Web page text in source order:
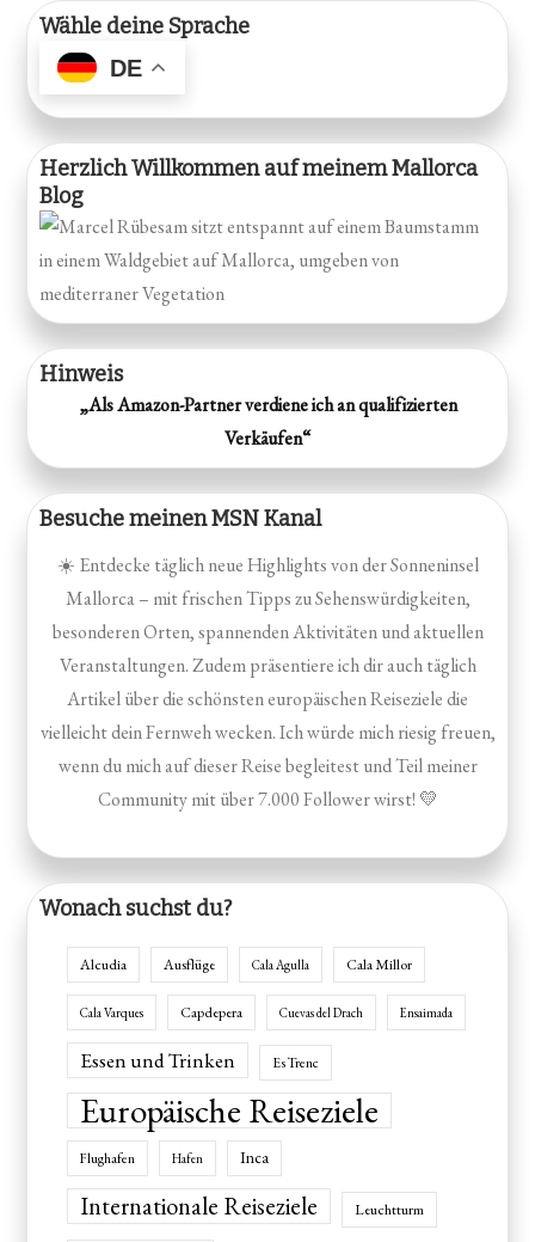
Beiträge
Wähle deine Sprache
DE
Herzlich Willkommen auf meinem Mallorca
Blog
Hinweis
„Als Amazon-Partner verdiene ich an qualifizierten
Verkäufen“
Besuche meinen MSN Kanal
☀️ Entdecke täglich neue Highlights von der Sonneninsel
Mallorca – mit frischen Tipps zu Sehenswürdigkeiten,
besonderen Orten, spannenden Aktivitäten und aktuellen
Veranstaltungen. Zudem präsentiere ich dir auch täglich
Artikel über die schönsten europäischen Reiseziele die
vielleicht dein Fernweh wecken. Ich würde mich riesig freuen,
wenn du mich auf dieser Reise begleitest und Teil meiner
Community mit über 7.000 Follower wirst! 💛
Wonach suchst du?
Alcudia Ausflüge Cala Agulla Cala Millor
Cala Varques Capdepera Cuevas del Drach Ensaimada
Essen und Trinken Es Trenc
Europäische Reiseziele
Flughafen Hafen Inca
Internationale Reiseziele Leuchtturm